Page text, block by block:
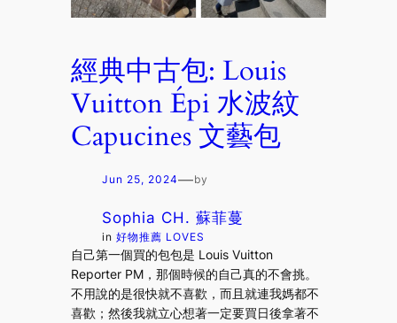
經典中古包: Louis
Vuitton Épi 水波紋
Capucines 文藝包
Jun 25, 2024—by
Sophia CH. 蘇菲蔓
in好物推薦 LOVES
自己第一個買的包包是 Louis Vuitton
Reporter PM，那個時候的自己真的不會挑。
不用說的是很快就不喜歡，而且就連我媽都不
喜歡；然後我就立心想著一定要買日後拿著不